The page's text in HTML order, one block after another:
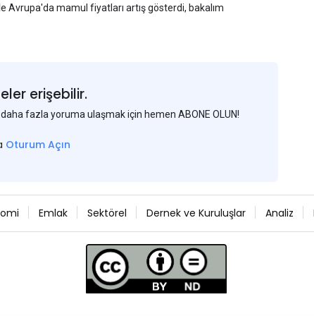
Avrupa'da mamul fiyatları artış gösterdi, bakalım
erişebilir.
fazla yoruma ulaşmak için hemen ABONE OLUN!
Oturum Açın
Emlak Sektörel Dernek ve Kuruluşlar Analiz